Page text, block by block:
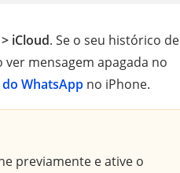
iCloud. Se o seu histórico de
mensagem apagada no
WhatsApp no iPhone.
previamente e ative o